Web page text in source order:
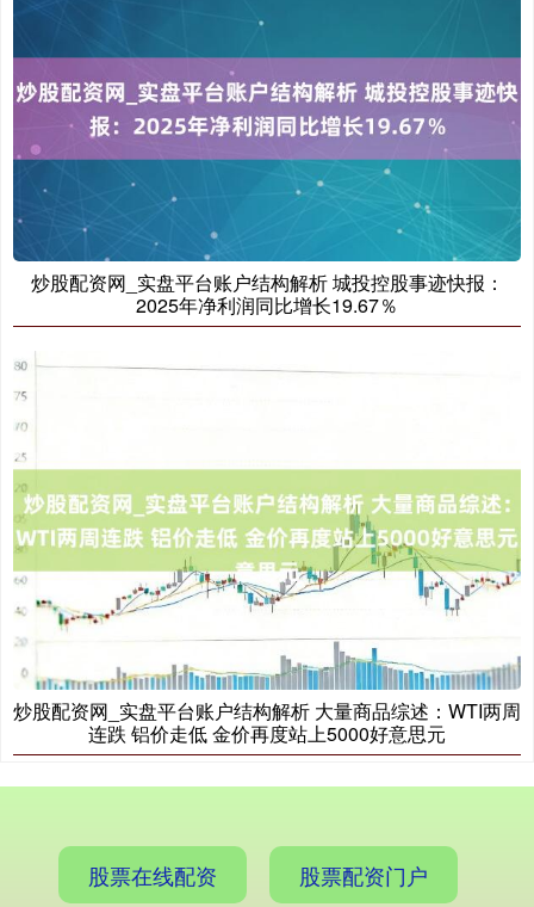
基金指数 7242.10 +0.17%
国债指数
期指IC0 7877.80 +164.40 +2.13%
炒股配资网_实盘平台账户结构解析 城投控股事迹快报：
2025年净利润同比增长19.67％
炒股配资网_实盘平台账户结构解析 大量商品综述：WTI两周
连跌 铝价走低 金价再度站上5000好意思元
股票在线配资 股票配资门户